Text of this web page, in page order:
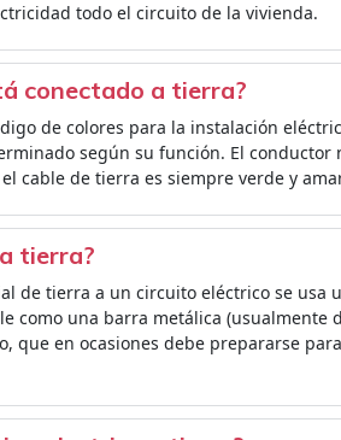
todo el circuito de la vivienda.
conectado a tierra?
de colores para la instalación
según su función. El conductor
cable de tierra es siempre verde y
tierra?
de tierra a un circuito eléctrico se usa
como una barra metálica (usualmente
que en ocasiones debe prepararse